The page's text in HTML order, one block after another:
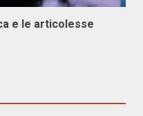
e le articolesse